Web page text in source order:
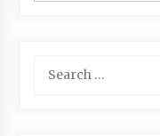
for: